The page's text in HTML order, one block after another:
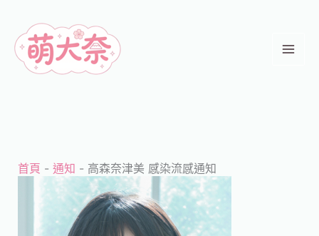
首頁 - 通知 - 高森奈津美 感染流感通知